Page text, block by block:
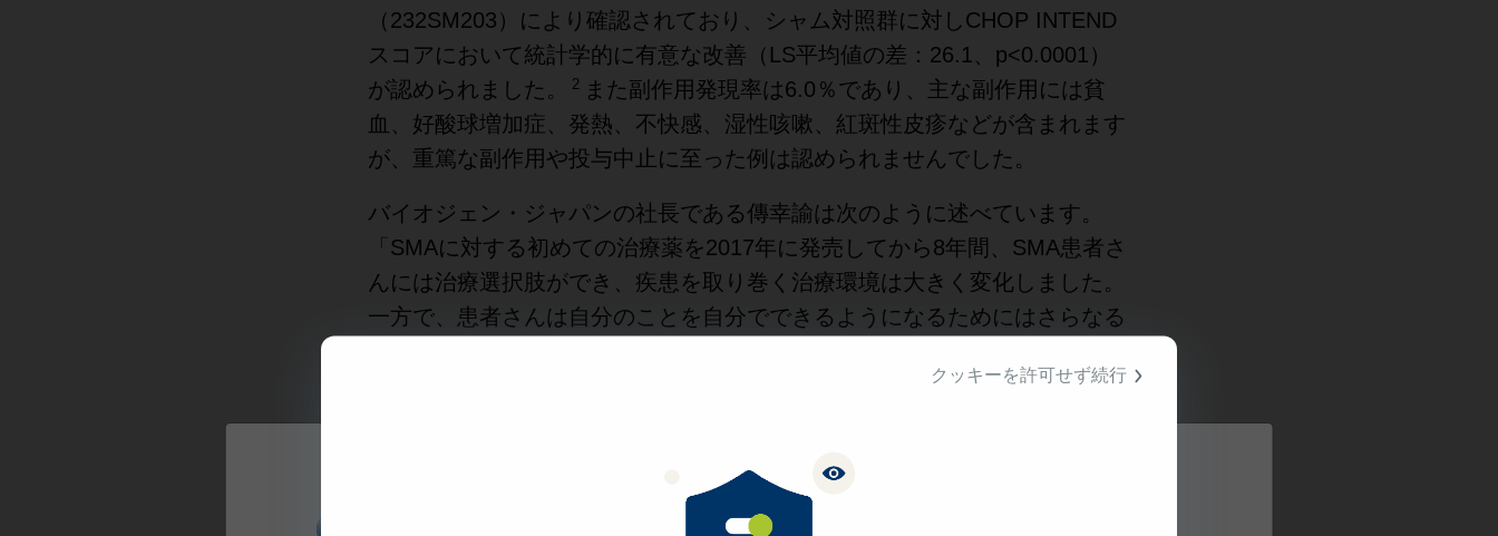
クッキーを許可せず続行
（232SM203）により確認されており、シャム対照群に対しCHOP INTEND
スコアにおいて統計学的に有意な改善（LS平均値の差：26.1、p<0.0001）
が認められました。
2
また副作用発現率は6.0％であり、主な副作用には貧
血、好酸球増加症、発熱、不快感、湿性咳嗽、紅斑性皮疹などが含まれます
が、重篤な副作用や投与中止に至った例は認められませんでした。
バイオジェン・ジャパンの社長である傳幸諭は次のように述べています。
「SMAに対する初めての治療薬を2017年に発売してから8年間、SMA患者さ
んには治療選択肢ができ、疾患を取り巻く治療環境は大きく変化しました。
一方で、患者さんは自分のことを自分でできるようになるためにはさらなる
高用量レジメンを世界に